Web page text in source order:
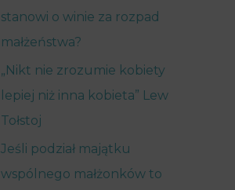
stanowi o winie za rozpad
małżeństwa?
„Nikt nie zrozumie kobiety
lepiej niż inna kobieta” Lew
Tołstoj
Jeśli podział majątku
wspólnego małżonków to